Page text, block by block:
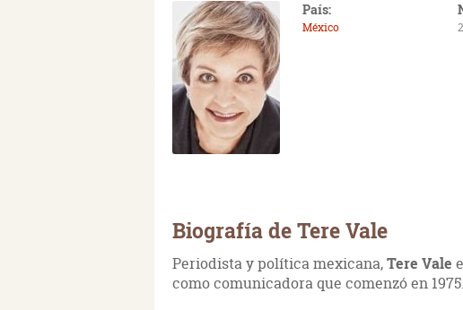
País:
México
Biografía de Tere Vale
Periodista y política mexicana,Tere Vale
como comunicadora que comenzó en 1975.